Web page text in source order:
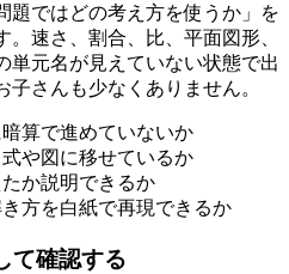
題ではどの考え方を使うか」を
速さ、割合、比、平面図形、
単元名が見えていない状態で出
さんも少なくありません。
算で進めていないか
や図に移せているか
か説明できるか
方を白紙で再現できるか
て確認する